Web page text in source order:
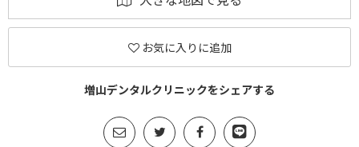
お気に入りに追加
増山デンタルクリニックをシェアする